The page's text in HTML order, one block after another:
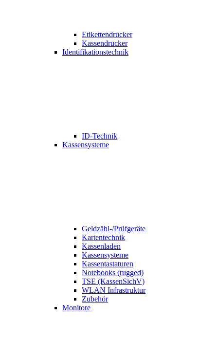
Etikettendrucker
Kassendrucker
Identifikationstechnik
ID-Technik
Kassensysteme
Geldzähl-/Prüfgeräte
Kartentechnik
Kassenladen
Kassensysteme
Kassentastaturen
Notebooks (rugged)
TSE (KassenSichV)
WLAN Infrastruktur
Zubehör
Monitore